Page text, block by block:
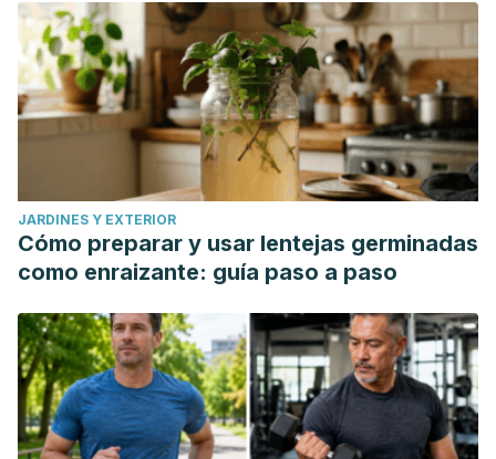
JARDINES Y EXTERIOR
Cómo preparar y usar lentejas germinadas
como enraizante: guía paso a paso